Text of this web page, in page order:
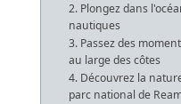
2. Plongez dans
nautiques
3. Passez des
au large des côtes
4. Découvrez la
parc national de